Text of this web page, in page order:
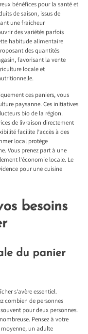
bénéfices pour la santé et
de saison, issus de
une fraicheur
des variétés parfois
habitude alimentaire
des quantités
favorisant la vente
locale et
ces paniers, vous
paysanne. Ces initiatives
bio de la région.
de livraison directement
facilite l’accès à des
local protège
Vous prenez part à une
l’économie locale. Le
pour une cuisine
besoins
du panier
s’avère essentiel.
combien de personnes
pour deux personnes.
Pensez à votre
un adulte